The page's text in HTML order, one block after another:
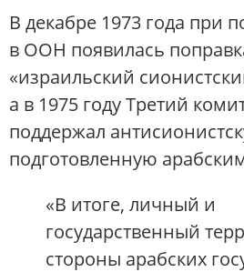
В декабре 1973 года при
в ООН появилась
«израильский
а в 1975 году Третий
поддержал
подготовленную
«В итоге, личный и
государственный
стороны арабских